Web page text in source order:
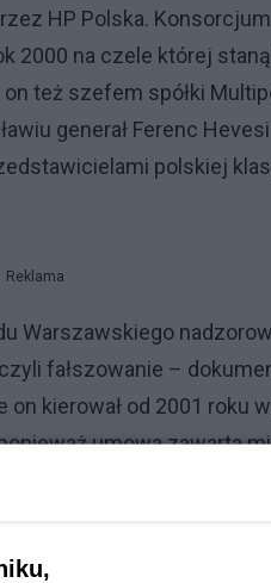
HP Polska.
2000 na czele której
on też szefem spółki
generał Ferenc
polskiej
Reklama
Warszawskiego
fałszowanie –
on kierował od 2001 roku
umowazawarta
była
wymianą